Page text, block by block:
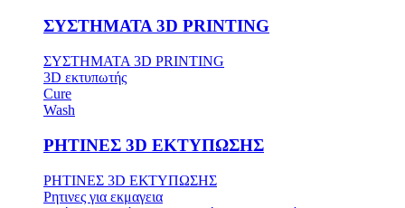
ΣΥΣΤΗΜΑΤΑ 3D PRINTING
ΣΥΣΤΗΜΑΤΑ 3D PRINTING
3D εκτυπωτής
Cure
Wash
ΡΗΤΙΝΕΣ 3D ΕΚΤΥΠΩΣΗΣ
ΡΗΤΙΝΕΣ 3D ΕΚΤΥΠΩΣΗΣ
Ρητινες για εκμαγεια